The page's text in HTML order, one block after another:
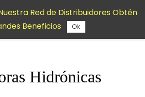
Hidrónicas
Red de Distribuidores Obtén
Beneficios
Ok